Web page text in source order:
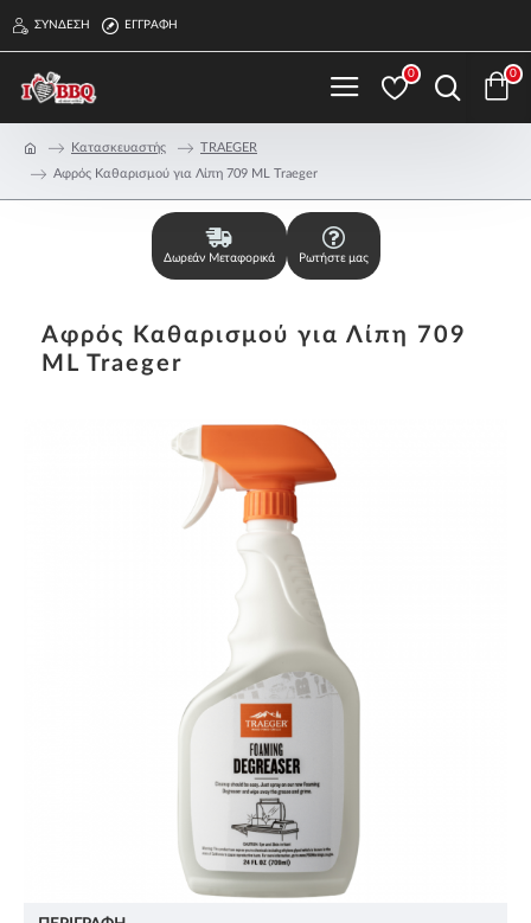
ΣΎΝΔΕΣΗ ΕΓΓΡΑΦΉ
0 0
Κατασκευαστής
TRAEGER
Αφρός Καθαρισμού για Λίπη 709 ML Traeger
Δωρεάν Μεταφορικά Ρωτήστε μας
Αφρός Καθαρισμού για Λίπη 709
ML Traeger